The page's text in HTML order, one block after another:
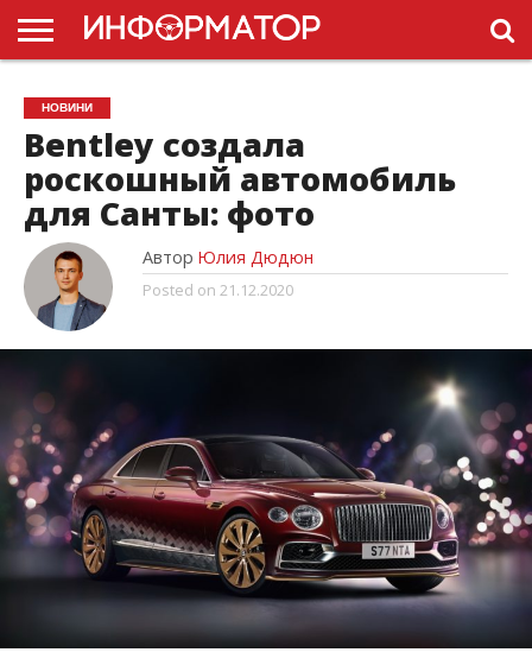
ГОЛОВНА
НОВИНИ
ПДР
УКРАЇНИ
РЕКЛАМА
ПРОЕКТЫ
НОВИНИ
Bentley создала
роскошный автомобиль
для Санты: фото
Автор Юлия Дюдюн
Posted on 21.12.2020